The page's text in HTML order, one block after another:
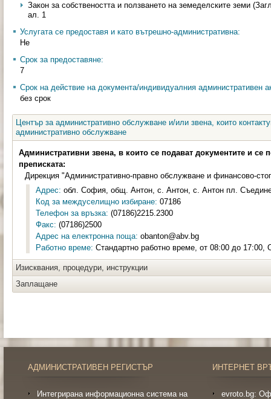
Закон за собствеността и ползването на земеделските земи
ал. 1
Услугата се предоставя и като вътрешно-административна:
Не
Срок за предоставяне:
7
Срок на действие на документа/индивидуалния административен
без срок
Център за административно обслужване и/или звена, които
административно обслужване
Административни звена, в които се подават документите и се
преписката:
Дирекция "Административно-правно обслужване и финансово-
Адрес: обл. София, общ. Антон, с. Антон, с. Антон пл.
Код за междуселищно избиране: 07186
Телефон за връзка: (07186)2215.2300
Факс: (07186)2500
Адрес на електронна поща: obanton@abv.bg
Работно време: Стандартно работно време, от 08:00 до 17:00,
Изисквания, процедури, инструкции
Заплащане
АДМИНИСТРАТИВЕН РЕГИСТЪР
Интегрирана информационна система на
ИНТЕРНЕТ
evroto.bg: